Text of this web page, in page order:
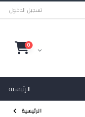
تسجيل الدخول
0
الرئيسية
الرئيسية